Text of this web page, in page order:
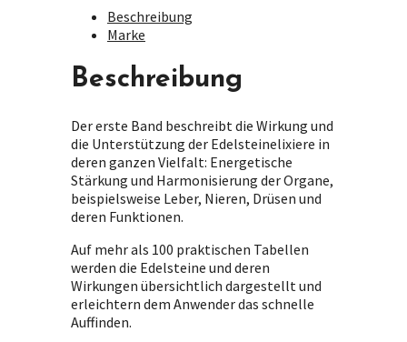
Beschreibung
Marke
Beschreibung
Der erste Band beschreibt die Wirkung und
die Unterstützung der Edelsteinelixiere in
deren ganzen Vielfalt: Energetische
Stärkung und Harmonisierung der Organe,
beispielsweise Leber, Nieren, Drüsen und
deren Funktionen.
Auf mehr als 100 praktischen Tabellen
werden die Edelsteine und deren
Wirkungen übersichtlich dargestellt und
erleichtern dem Anwender das schnelle
Auffinden.